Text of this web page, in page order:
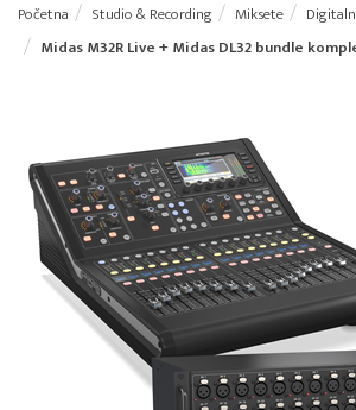
Početna Studio & Recording Miksete
Midas M32R Live + Midas DL32 bundle